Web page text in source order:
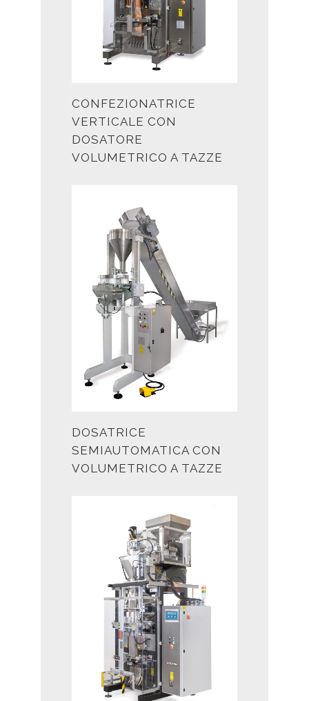
CONFEZIONATRICE
VERTICALE CON
DOSATORE
VOLUMETRICO A TAZZE
DOSATRICE
SEMIAUTOMATICA CON
VOLUMETRICO A TAZZE